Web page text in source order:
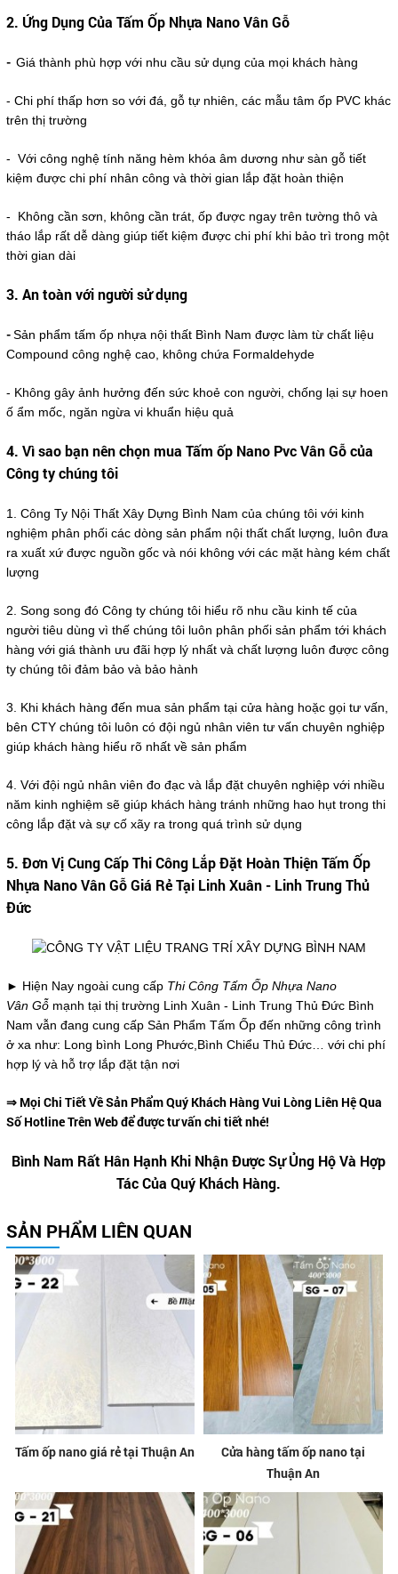
2. Ứng Dụng Của Tấm Ốp Nhựa Nano Vân Gỗ
- Giá thành phù hợp với nhu cầu sử dụng của mọi khách hàng
- Chi phí thấp hơn so với đá, gỗ tự nhiên, các mẫu tâm ốp PVC khác
trên thị trường
- Với công nghệ tính năng hèm khóa âm dương như sàn gỗ tiết
kiệm được chi phí nhân công và thời gian lắp đặt hoàn thiện
- Không cần sơn, không cần trát, ốp được ngay trên tường thô và
tháo lắp rất dễ dàng giúp tiết kiệm được chi phí khi bảo trì trong một
thời gian dài
3. An toàn với người sử dụng
-Sản phẩm tấm ốp nhựa nội thất Bình Nam được làm từ chất liệu
Compound công nghệ cao, không chứa Formaldehyde
- Không gây ảnh hưởng đến sức khoẻ con người, chống lại sự hoen
ố ẩm mốc, ngăn ngừa vi khuẩn hiệu quả
4. Vì sao bạn nên chọn mua Tấm ốp Nano Pvc Vân Gỗ của
Công ty chúng tôi
1. Công Ty Nội Thất Xây Dựng Bình Nam của chúng tôi với kinh
nghiệm phân phối các dòng sản phẩm nội thất chất lượng, luôn đưa
ra xuất xứ được nguồn gốc và nói không với các mặt hàng kém chất
lượng
2. Song song đó Công ty chúng tôi hiểu rõ nhu cầu kinh tế của
người tiêu dùng vì thế chúng tôi luôn phân phối sản phẩm tới khách
hàng với giá thành ưu đãi hợp lý nhất và chất lượng luôn được công
ty chúng tôi đảm bảo và bảo hành
3. Khi khách hàng đến mua sản phẩm tại cửa hàng hoặc gọi tư vấn,
bên CTY chúng tôi luôn có đội ngủ nhân viên tư vấn chuyên nghiệp
giúp khách hàng hiểu rõ nhất về sản phẩm
4. Với đội ngủ nhân viên đo đạc và lắp đặt chuyên nghiệp với nhiều
năm kinh nghiệm sẽ giúp khách hàng tránh những hao hụt trong thi
công lắp đặt và sự cố xãy ra trong quá trình sử dụng
5. Đơn Vị Cung Cấp Thi Công Lắp Đặt Hoàn Thiện Tấm Ốp
Nhựa Nano Vân Gỗ Giá Rẻ Tại Linh Xuân - Linh Trung Thủ
Đức
► Hiện Nay ngoài cung cấp Thi Công Tấm Ốp Nhựa Nano
Vân Gỗ mạnh tại thị trường Linh Xuân - Linh Trung Thủ Đức Bình
Nam vẫn đang cung cấp Sản Phẩm Tấm Ốp đến những công trình
ở xa như: Long bình Long Phước,Bình Chiểu Thủ Đức… với chi phí
hợp lý và hỗ trợ lắp đặt tận nơi
⇒ Mọi Chi Tiết Về Sản Phẩm Quý Khách Hàng Vui Lòng Liên Hệ Qua
Số Hotline Trên Web để được tư vấn chi tiết nhé!
Bình Nam Rất Hân Hạnh Khi Nhận Được Sự Ủng Hộ Và Hợp
Tác Của Quý Khách Hàng.
SẢN PHẨM LIÊN QUAN
Tấm ốp nano giá rẻ tại Thuận An
Cửa hàng tấm ốp nano tại
Thuận An